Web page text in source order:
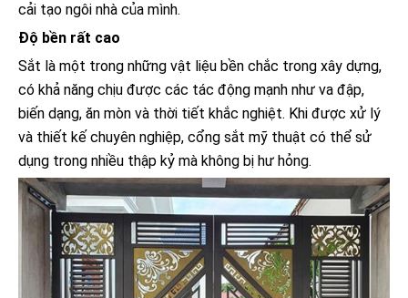
cải tạo ngôi nhà của mình.
Độ bền rất cao
Sắt là một trong những vật liệu bền chắc trong xây dựng,
có khả năng chịu được các tác động mạnh như va đập,
biến dạng, ăn mòn và thời tiết khắc nghiệt. Khi được xử lý
và thiết kế chuyên nghiệp, cổng sắt mỹ thuật có thể sử
dụng trong nhiều thập kỷ mà không bị hư hỏng.